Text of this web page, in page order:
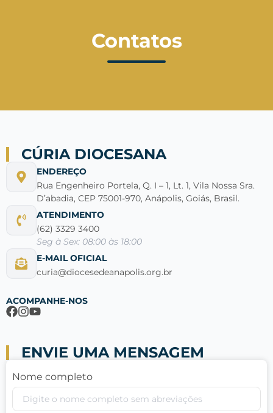
Contatos
ENVIE UMA MENSAGEM
Nome completo
CÚRIA DIOCESANA
ENDEREÇO
Rua Engenheiro Portela, Q. I – 1, Lt. 1, Vila Nossa Sra.
D’abadia, CEP 75001-970, Anápolis, Goiás, Brasil.
ATENDIMENTO
(62) 3329 3400
Seg à Sex: 08:00 às 18:00
E-MAIL OFICIAL
curia@diocesedeanapolis.org.br
ACOMPANHE-NOS